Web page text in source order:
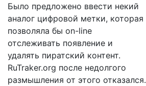
Было предложено ввести некий
аналог цифровой метки, которая
позволяла бы оn-line
отслеживать появление и
удалять пиратский контент.
RuTraker.org после недолгого
размышления от этого отказался.